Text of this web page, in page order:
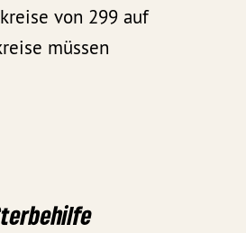
von 299 auf
müssen